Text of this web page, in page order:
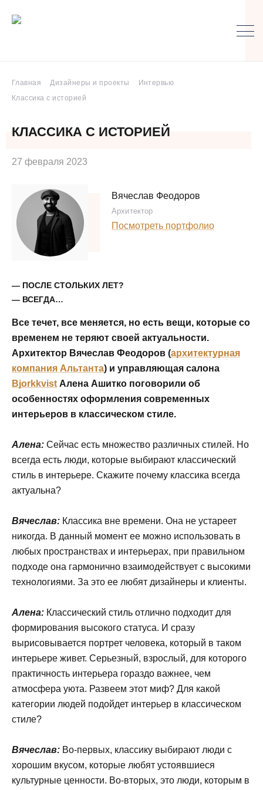
Главная Дизайнеры и проекты
Интервью
Классика с историей
КЛАССИКА С ИСТОРИЕЙ
27 февраля 2023
Вячеслав Феодоров
Архитектор
Посмотреть портфолио
— ПОСЛЕ СТОЛЬКИХ ЛЕТ?
— ВСЕГДА…
Все течет, все меняется, но есть вещи, которые со
временем не теряют своей актуальности.
Архитектор Вячеслав Феодоров (архитектурная
компания Альтанта) и управляющая салона
Bjorkkvist Алена Ашитко поговорили об
особенностях оформления современных
интерьеров в классическом стиле.
Алена: Сейчас есть множество различных стилей. Но
всегда есть люди, которые выбирают классический
стиль в интерьере. Скажите почему классика всегда
актуальна?
Вячеслав: Классика вне времени. Она не устареет
никогда. В данный момент ее можно использовать в
любых пространствах и интерьерах, при правильном
подходе она гармонично взаимодействует с высокими
технологиями. За это ее любят дизайнеры и клиенты.
Алена: Классический стиль отлично подходит для
формирования высокого статуса. И сразу
вырисовывается портрет человека, который в таком
интерьере живет. Серьезный, взрослый, для которого
практичность интерьера гораздо важнее, чем
атмосфера уюта. Развеем этот миф? Для какой
категории людей подойдет интерьер в классическом
стиле?
Вячеслав: Во-первых, классику выбирают люди с
хорошим вкусом, которые любят устоявшиеся
культурные ценности. Во-вторых, это люди, которым в